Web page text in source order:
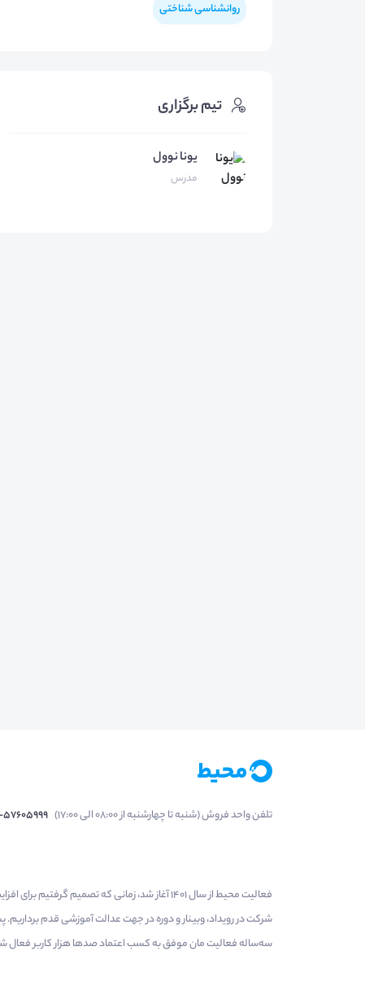
روانشناسی شناختی
تیم برگزاری
یونا نوول
مدرس
تلفن واحد فروش (شنبه تا چهارشنبه از 08:00 الی 17:00) 57605999
فعالیت محیط از سال 1401 آغاز شد، زمانی که
شرکت در رویداد، وبینار و دوره در جهت عدالت آموزشی قدم
سه‌ساله فعالیت مان موفق به کسب اعتماد صدها هزار کاربر فعال